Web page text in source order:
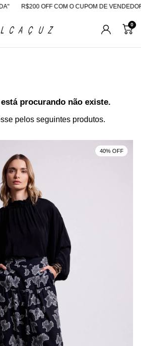
R$200 OFF COM O CUPOM DE
0
procurando não existe.
pelos seguintes produtos.
40% OFF